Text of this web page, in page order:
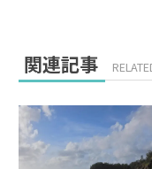
関連記事